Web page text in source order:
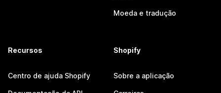
Moeda e tradução
Recursos
Centro de ajuda Shopify
Shopify
Sobre a aplicação